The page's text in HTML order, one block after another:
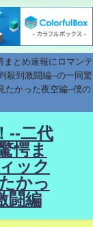
まとめ速報にロマンテ
殺到激闘編--の一同驚
たかった夜空編--僕の
--二代
愕ま
ック
かっ
闘編